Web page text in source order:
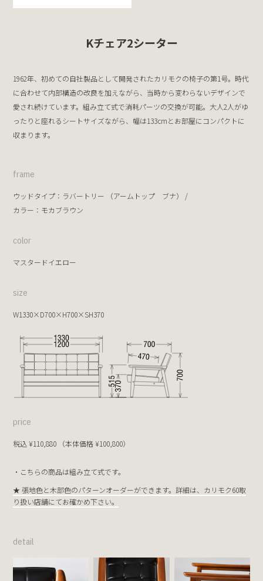
Kチェア2シーター
1962年、初めての自社製品として開発されたカリモクの椅子の第1号。時代
に合わせて内部構造の改良を加えながら、当時から変わらないデザインで
愛され続けています。組み立て式で消耗パーツの交換が可能。大人2人がゆ
ったりと座れるシートサイズながら、幅は133cmとお部屋にコンパクトに
収まります。
frame
ウッドタイプ： ラバートリー （アームトップ ブナ） /
カラー： モカブラウン
color
マスタードイエロー
size
W1330×D700×H700×SH370
price
税込 ¥110,880 （本体価格 ¥100,800）
・こちらの商品は組み立て式です。
★ 張地色と木部色のパターンオーダーができます。詳細は、カリモク60取
り扱い店舗にてお確かめ下さい。
detail